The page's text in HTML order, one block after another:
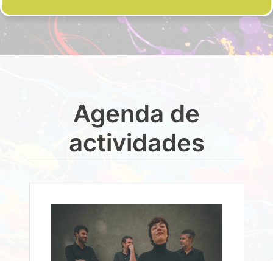
Agenda de
actividades